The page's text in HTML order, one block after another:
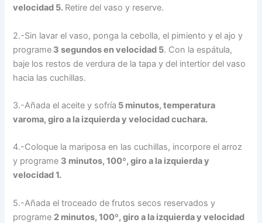
velocidad 5. Retire del vaso y reserve.
2.-Sin lavar el vaso, ponga la cebolla, el pimiento y el ajo y
programe 3 segundos en velocidad 5. Con la espátula,
baje los restos de verdura de la tapa y del intertior del vaso
hacia las cuchillas.
3.-Añada el aceite y sofría 5 minutos, temperatura
varoma, giro a la izquierda y velocidad cuchara.
4.-Coloque la mariposa en las cuchillas, incorpore el arroz
y programe 3 minutos, 100º, giro a la izquierda y
velocidad 1.
5.-Añada el troceado de frutos secos reservados y
programe 2 minutos, 100º, giro a la izquierda y velocidad